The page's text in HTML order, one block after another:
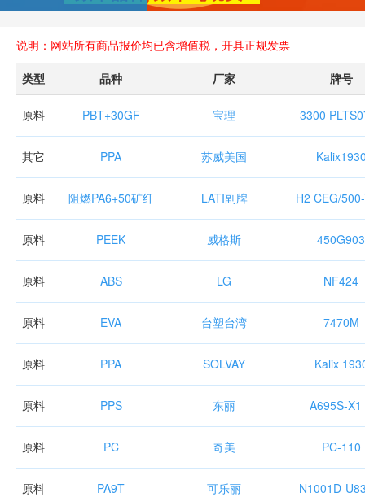
说明：网站所有商品报价均已含增值税，开具正规发票
类型 品种 厂家 牌号
原料 PBT+30GF 宝理 3300
其它 PPA 苏威美国
原料 阻燃PA6+50矿纤 LATI副牌 H2 CEG/
原料 PEEK 威格斯 450G903
原料 ABS LG NF424
原料 EVA 台塑台湾 7470M
原料 PPA SOLVAY Kalix
原料 PPS 东丽 A695S-X1
原料 PC 奇美 PC-110
原料 PA9T 可乐丽 N1001D-